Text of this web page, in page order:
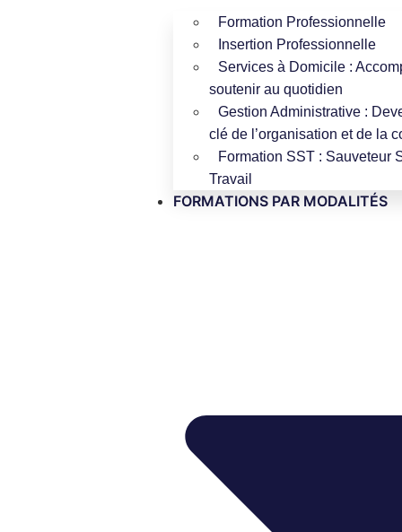
Formation Professionnelle
Insertion Professionnelle
Services à Domicile :
soutenir au quotidien
Gestion Administrative :
clé de l’organisation et de la
Formation SST : Sauveteur
Travail
FORMATIONS PAR MODALITÉS